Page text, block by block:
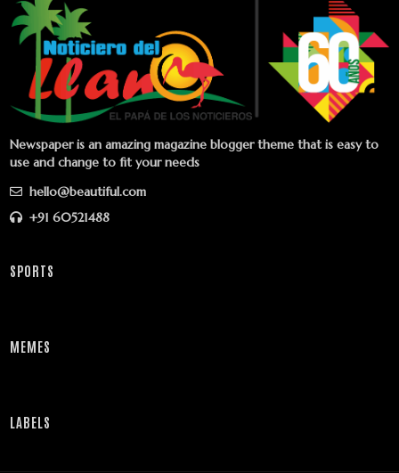
Newspaper is an amazing magazine blogger theme that is easy to
use and change to fit your needs
hello@beautiful.com
+91 60521488
SPORTS
MEMES
LABELS